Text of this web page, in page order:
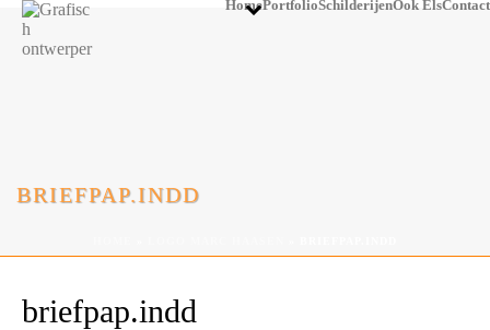
HomePortfolioSchilderijenOok ElsContact
BRIEFPAP.INDD
briefpap.indd